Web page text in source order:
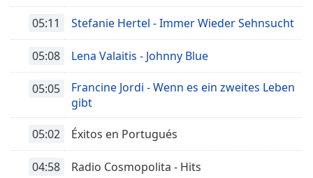
05:11 Stefanie Hertel - Immer Wieder Sehnsucht
05:08 Lena Valaitis - Johnny Blue
05:05
Francine Jordi - Wenn es ein zweites Leben
gibt
05:02 Éxitos en Portugués
04:58 Radio Cosmopolita - Hits